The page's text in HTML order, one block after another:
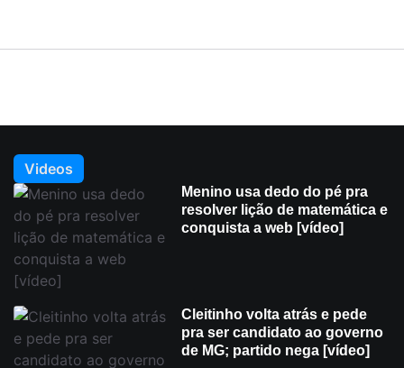
Videos
Menino usa dedo do pé pra
resolver lição de matemática e
conquista a web [vídeo]
Cleitinho volta atrás e pede
pra ser candidato ao governo
de MG; partido nega [vídeo]